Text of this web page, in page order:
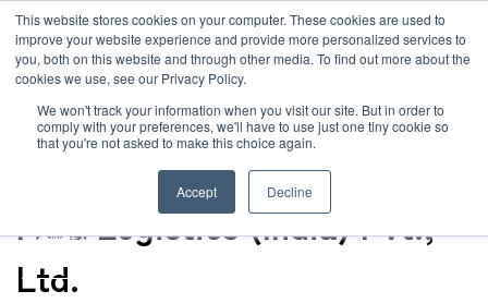
This website stores cookies on your computer. These cookies are used to
improve your website experience and provide more personalized services to
you, both on this website and through other media. To find out more about the
cookies we use, see our Privacy Policy.
We won't track your information when you visit our site. But in order to
comply with your preferences, we'll have to use just one tiny cookie so
that you're not asked to make this choice again.
Accept Decline
お知らせ
グローバルネットワーク
企業情報
サービス
お客様事例
TOP グローバルネットワーク MOL Logistics (India) Pvt., Ltd.
オフィス
MOL Logistics (India) Pvt.,
Ltd.